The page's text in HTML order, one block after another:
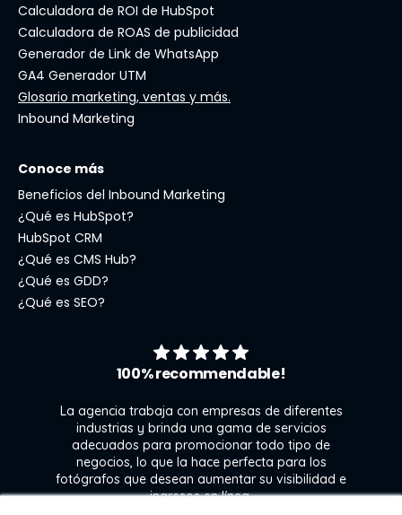
Calculadora de ROI de HubSpot
Calculadora de ROAS de publicidad
Generador de Link de WhatsApp
GA4 Generador UTM
Glosario marketing, ventas y más.
Inbound Marketing
Conoce más
Beneficios del Inbound Marketing
¿Qué es HubSpot?
HubSpot CRM
¿Qué es CMS Hub?
¿Qué es GDD?
¿Qué es SEO?
100% recommendable!
La agencia trabaja con empresas de diferentes
industrias y brinda una gama de servicios
adecuados para promocionar todo tipo de
negocios, lo que la hace perfecta para los
fotógrafos que desean aumentar su visibilidad e
ingresos en línea.